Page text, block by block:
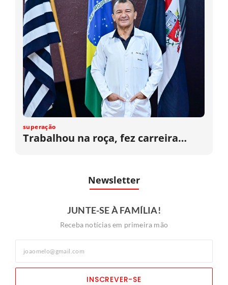
superação
Trabalhou na roça, fez carreira…
Newsletter
JUNTE-SE À FAMÍLIA!
Receba notícias em primeira mão
INSCREVER-SE